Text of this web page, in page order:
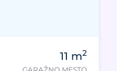
11 m2